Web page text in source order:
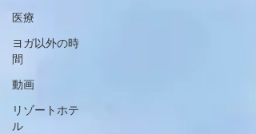
医療
ヨガ以外の時
間
動画
リゾートホテ
ル